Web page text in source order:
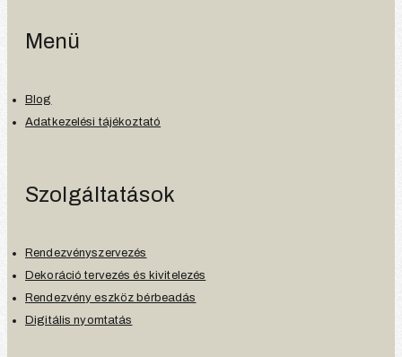
Menü
Blog
Adatkezelési tájékoztató
Szolgáltatások
Rendezvényszervezés
Dekoráció tervezés és kivitelezés
Rendezvény eszköz bérbeadás
Digitális nyomtatás